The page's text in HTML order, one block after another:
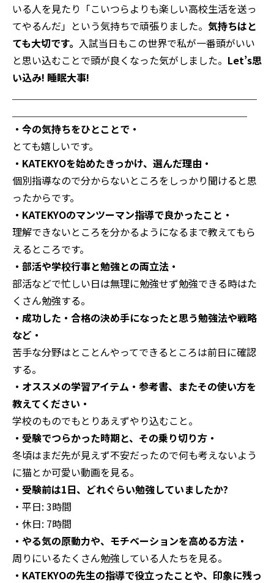
いる人を見たり「こいつらよりも楽しい高校生活を送っ
てやるんだ」という気持ちで頑張りました。 気持ちはと
ても大切です。 入試当日もこの世界で私が一番頭がいい
と思い込むことで頭が良くなった気がしました。 Let’s思
い込み! 睡眠大事!
・今の気持ちをひとことで・
とても嬉しいです。
・KATEKYOを始めたきっかけ、選んだ理由・
個別指導なので分からないところをしっかり聞けると思
ったからです。
・KATEKYOのマンツーマン指導で良かったこと・
理解できないところを分かるようになるまで教えてもら
えるところです。
・部活や学校行事と勉強との両立法・
部活などで忙しい日は無理に勉強せず勉強できる時はた
くさん勉強する。
・成功した・合格の決め手になったと思う勉強法や戦略
など・
苦手な分野はとことんやってできるところは前日に確認
する。
・オススメの学習アイテム・参考書、またその使い方を
教えてください・
学校のものでもとりあえずやり込むこと。
・受験でつらかった時期と、その乗り切り方・
冬頃はまだ先が見えず不安だったので何も考えないよう
に猫とか可愛い動画を見る。
・受験前は1日、どれぐらい勉強していましたか?
・平日: 3時間
・休日: 7時間
・やる気の原動力や、モチベーションを高める方法・
周りにいるたくさん勉強している人たちを見る。
・KATEKYOの先生の指導で役立ったことや、印象に残っ